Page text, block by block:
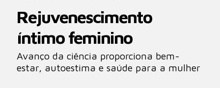
Rejuvenescimento
íntimo feminino
Avanço da ciência proporciona bem-
estar, autoestima e saúde para a mulher